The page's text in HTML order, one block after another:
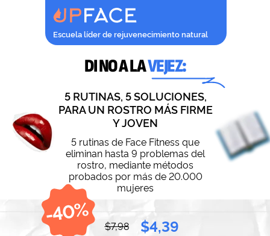
Escuela líder de rejuvenecimiento natural
DI NO A LAVEJEZ:
5 RUTINAS, 5 SOLUCIONES,
PARA UN ROSTRO MÁS FIRME
Y JOVEN
$4,39
$7,98
5 rutinas de Face Fitness que
eliminan hasta 9 problemas del
rostro, mediante métodos
probados por más de 20.000
mujeres